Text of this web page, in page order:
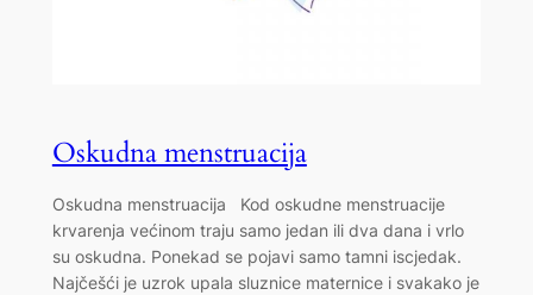
Oskudna menstruacija
Oskudna menstruacija Kod oskudne menstruacije
krvarenja većinom traju samo jedan ili dva dana i vrlo
su oskudna. Ponekad se pojavi samo tamni iscjedak.
Najčešći je uzrok upala sluznice maternice i svakako je